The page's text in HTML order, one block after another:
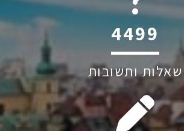
6045
שאלות ותשובות